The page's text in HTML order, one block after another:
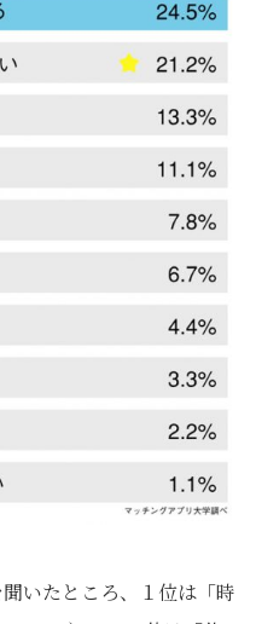
いたところ、１位は「時